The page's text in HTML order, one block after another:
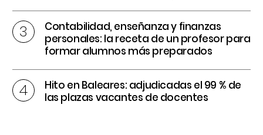
Contabilidad, enseñanza y finanzas
personales: la receta de un profesor para
formar alumnos más preparados
Hito en Baleares: adjudicadas el 99 % de
las plazas vacantes de docentes